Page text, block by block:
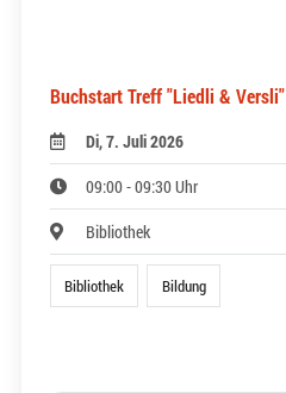
Buchstart Treff "Liedli & Versli"
Di, 7. Juli 2026
09:00 - 09:30 Uhr
Bibliothek
Bibliothek Bildung